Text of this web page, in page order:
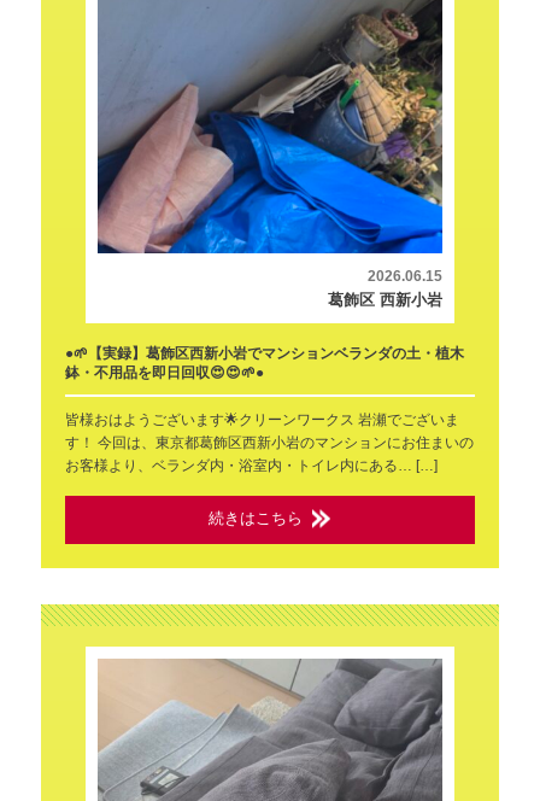
2026.06.15
葛飾区 西新小岩
●🌱【実録】葛飾区西新小岩でマンションベランダの土・植木
鉢・不用品を即日回収😍😍🌱●
皆様おはようございます🌟クリーンワークス 岩瀬でございま
す！ 今回は、東京都葛飾区西新小岩のマンションにお住まいの
お客様より、ベランダ内・浴室内・トイレ内にある… […]
続きはこちら